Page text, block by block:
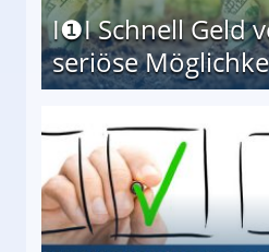
I❶I Schnell Geld
seriöse